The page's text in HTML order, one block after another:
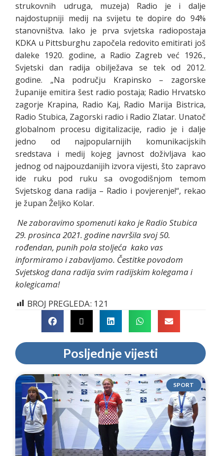
strukovnih udruga, muzeja) Radio je i dalje
najdostupniji medij na svijetu te dopire do 94%
stanovništva. Iako je prva svjetska radiopostaja
KDKA u Pittsburghu započela redovito emitirati još
daleke 1920. godine, a Radio Zagreb već 1926.,
Svjetski dan radija obilježava se tek od 2012.
godine. „Na području Krapinsko – zagorske
županije emitira šest radio postaja; Radio Hrvatsko
zagorje Krapina, Radio Kaj, Radio Marija Bistrica,
Radio Stubica, Zagorski radio i Radio Zlatar. Unatoč
globalnom procesu digitalizacije, radio je i dalje
jedno od najpopularnijih komunikacijskih
sredstava i medij kojeg javnost doživljava kao
jednog od najpouzdanijih izvora vijesti, što zapravo
ide ruku pod ruku sa ovogodišnjom temom
Svjetskog dana radija – Radio i povjerenje!“, rekao
je župan Željko Kolar.
Ne zaboravimo spomenuti kako je Radio Stubica
29. prosinca 2021. godine navršila svoj 50.
rođendan, punih pola stoljeća kako vas
informiramo i zabavljamo. Čestitke povodom
Svjetskog dana radija svim radijskim kolegama i
kolegicama!
BROJ PREGLEDA: 121
Posljednje vijesti
SPORT